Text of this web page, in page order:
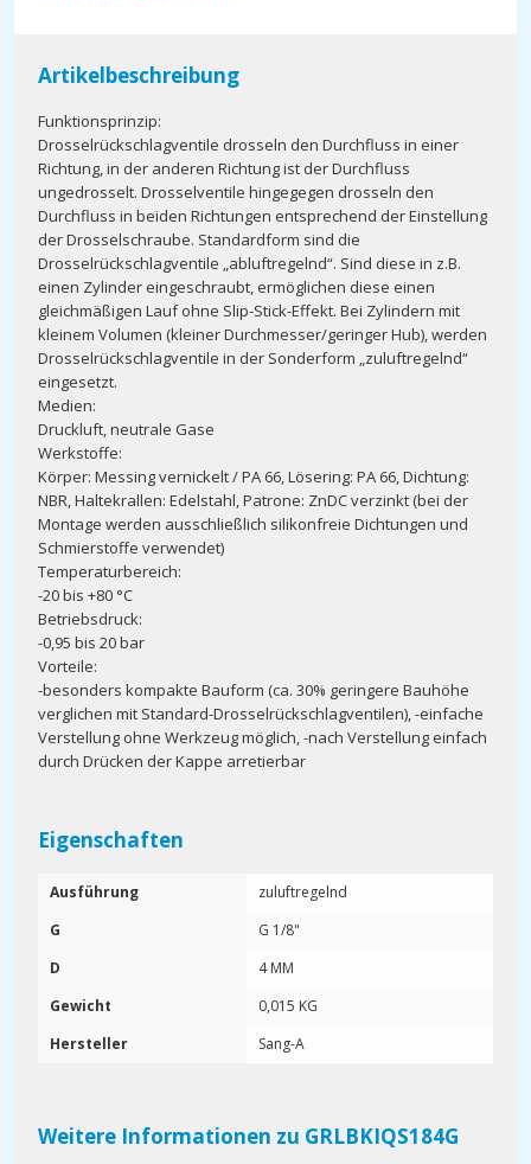
Artikelbeschreibung
Funktionsprinzip:
Drosselrückschlagventile drosseln den Durchfluss in einer
Richtung, in der anderen Richtung ist der Durchfluss
ungedrosselt. Drosselventile hingegegen drosseln den
Durchfluss in beiden Richtungen entsprechend der Einstellung
der Drosselschraube. Standardform sind die
Drosselrückschlagventile „abluftregelnd“. Sind diese in z.B.
einen Zylinder eingeschraubt, ermöglichen diese einen
gleichmäßigen Lauf ohne Slip-Stick-Effekt. Bei Zylindern mit
kleinem Volumen (kleiner Durchmesser/geringer Hub), werden
Drosselrückschlagventile in der Sonderform „zuluftregelnd“
eingesetzt.
Medien:
Druckluft, neutrale Gase
Werkstoffe:
Körper: Messing vernickelt / PA 66, Lösering: PA 66, Dichtung:
NBR, Haltekrallen: Edelstahl, Patrone: ZnDC verzinkt (bei der
Montage werden ausschließlich silikonfreie Dichtungen und
Schmierstoffe verwendet)
Temperaturbereich:
-20 bis +80 °C
Betriebsdruck:
-0,95 bis 20 bar
Vorteile:
-besonders kompakte Bauform (ca. 30% geringere Bauhöhe
verglichen mit Standard-Drosselrückschlagventilen), -einfache
Verstellung ohne Werkzeug möglich, -nach Verstellung einfach
durch Drücken der Kappe arretierbar
Eigenschaften
Ausführung
zuluftregelnd
G
G 1/8"
D
4 MM
Gewicht
0,015 KG
Hersteller
Sang-A
Weitere Informationen zu GRLBKIQS184G